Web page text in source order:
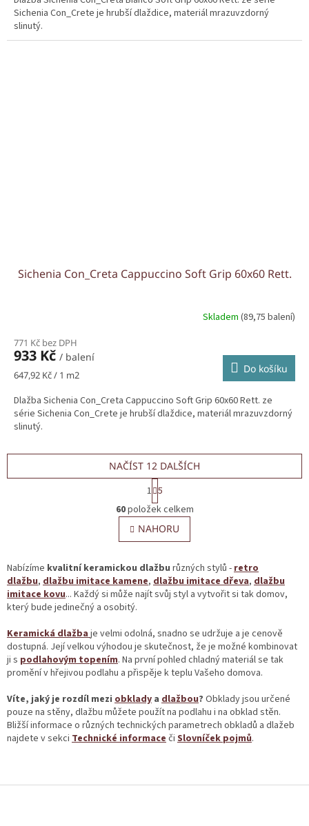
Sichenia Con_Crete je hrubší dlaždice, materiál mrazuvzdorný
slinutý.
Sichenia Con_Creta Cappuccino Soft Grip 60x60 Rett.
Skladem (89,75 balení)
771 Kč bez DPH
933 Kč / balení
Měrná
647,92 Kč / 1 m2 Do košíku
Dlažba Sichenia Con_Creta Cappuccino Soft Grip 60x60 Rett. ze
série Sichenia Con_Crete je hrubší dlaždice, materiál mrazuvzdorný
slinutý.
O
v
l
á
a
c
í
v
k
y
v
p
i
s
u
NAČÍST 12 DALŠÍCH
S
t
r
á
n
k
v
á
n
í
1 5
60položek celkem
NAHORU
Nabízíme kvalitní keramickou dlažbu různých stylů -retro
dlažbu, dlažbu imitace kamene, dlažbu imitace dřeva, dlažbu
imitace kovu... Každý si může najít svůj styl a vytvořit si tak domov,
který bude jedinečný a osobitý.
Keramická dlažbaje velmi odolná, snadno se udržuje a je cenově
dostupná. Její velkou výhodou je skutečnost, že je možné kombinovat
ji s podlahovým topením. Na první pohled chladný materiál se tak
promění v hřejivou podlahu a přispěje k teplu Vašeho domova.
Víte, jaký je rozdíl mezi obklady a dlažbou? Obklady jsou určené
pouze na stěny, dlažbu můžete použít na podlahu i na obklad stěn.
Bližší informace o různých technických parametrech obkladů a dlažeb
najdete v sekci Technické informaceči Slovníček pojmů.
Z